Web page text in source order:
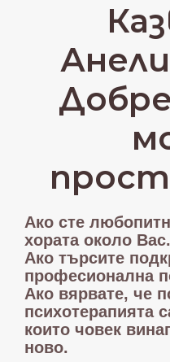
Ако сте
хората около Вас.
Ако търсите
професионална
Ако вярвате, че
психотерапията
които човек
ново.